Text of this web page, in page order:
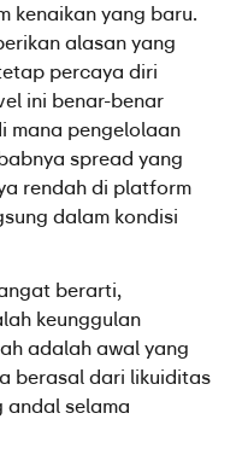
kenaikan yang baru.
alasan yang
percaya diri
ini benar-benar
mana pengelolaan
spread yang
rendah di platform
dalam kondisi
berarti,
keunggulan
adalah awal yang
berasal dari likuiditas
andal selama